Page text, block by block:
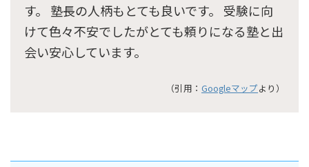
す。 塾長の人柄もとても良いです。 受験に向
けて色々不安でしたがとても頼りになる塾と出
会い安心しています。
（引用： Googleマップより）